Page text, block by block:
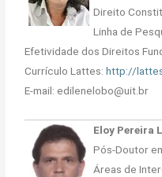
Direito
Linha de
Efetividade dos Direitos
Currículo Lattes:http://
E-mail: edilenelobo@uit.br
Eloy Pereira
Pós-Doutor
Áreas de